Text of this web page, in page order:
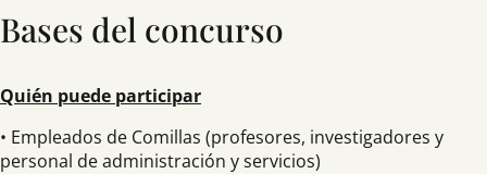
Bases del concurso
Quién puede participar
• Empleados de Comillas (profesores, investigadores y
personal de administración y servicios)